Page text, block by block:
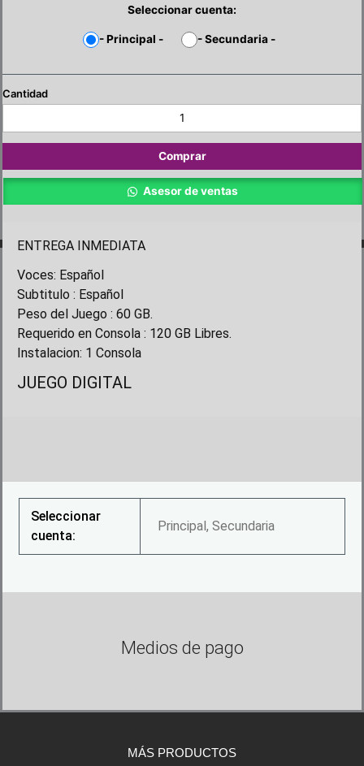
Seleccionar cuenta:
-Principal - -Secundaria-
BioShock
Collection
cantidad
Comprar
Asesor de ventas
ENTREGA INMEDIATA
Voces: Español
Subtitulo : Español
Peso del Juego : 60 GB.
Requerido en Consola : 120 GB Libres.
Instalacion: 1 Consola
JUEGO DIGITAL
Seleccionar
cuenta:
Principal, Secundaria
Medios de pago
MÁS PRODUCTOS